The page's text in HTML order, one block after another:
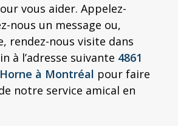
vous aider. Appelez-
nous un message ou,
rendez-nous visite dans
à l’adresse suivante 4861
à Montréal pour faire
notre service amical en